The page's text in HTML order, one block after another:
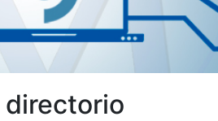
directorio